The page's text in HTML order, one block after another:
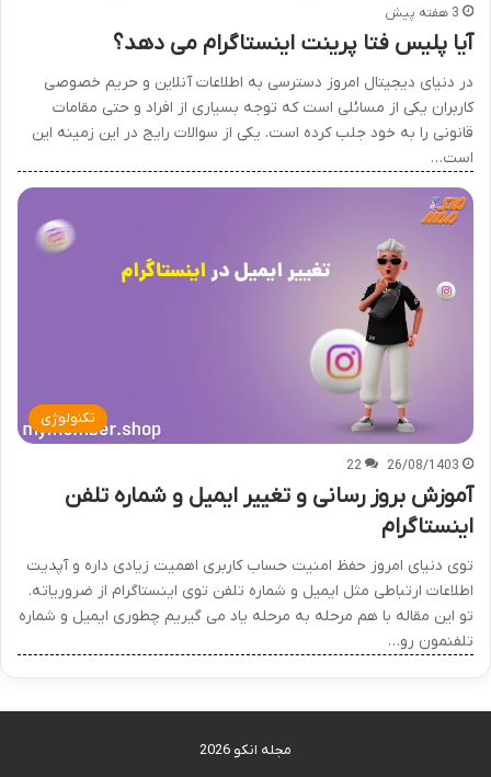
3 هفته پیش
آیا پلیس فتا پرینت اینستاگرام می دهد؟
در دنیای دیجیتال امروز دسترسی به اطلاعات آنلاین و حریم خصوصی
کاربران یکی از مسائلی است که توجه بسیاری از افراد و حتی مقامات
قانونی را به خود جلب کرده است. یکی از سوالات رایج در این زمینه این
است…
تکنولوژی
26/08/1403
22
آموزش بروز رسانی و تغییر ایمیل و شماره تلفن
اینستاگرام
توی دنیای امروز حفظ امنیت حساب کاربری اهمیت زیادی داره و آپدیت
اطلاعات ارتباطی مثل ایمیل و شماره تلفن توی اینستاگرام از ضروریاته.
تو این مقاله با هم مرحله به مرحله یاد می گیریم چطوری ایمیل و شماره
تلفنمون رو…
مجله انکو 2026